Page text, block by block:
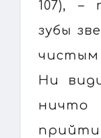
107), –
зубы
Ни